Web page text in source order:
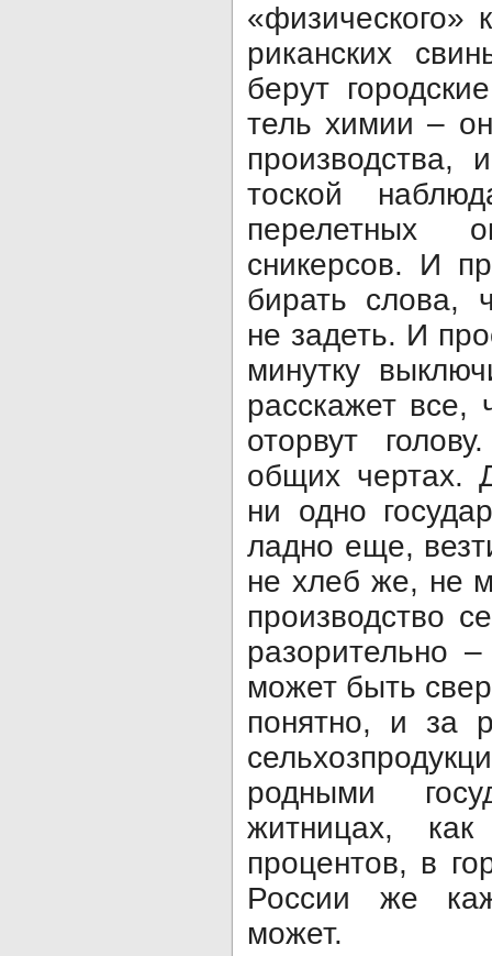
риканских
берут
тель химии – он
производства,
тоской
перелетных
сникерсов. И
бирать слова,
не задеть. И
минутку
расскажет все,
оторвут
общих чертах.
ни одно
ладно еще,
не хлеб же, не
производство
разорительно
может быть
понятно, и за
родными
житницах,
процентов, в
России же
может.